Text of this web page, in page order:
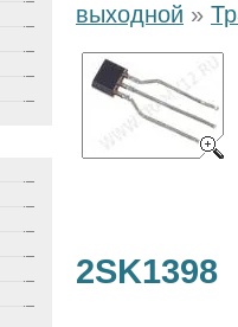
выходной »
2SK1398